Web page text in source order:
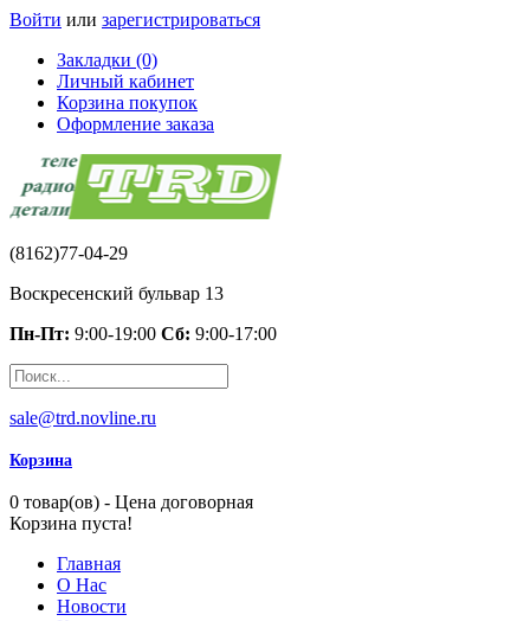
Войти или зарегистрироваться
Закладки (0)
Личный кабинет
Корзина покупок
Оформление заказа
(8162)77-04-29
Воскресенский бульвар 13
Пн-Пт: 9:00-19:00 Сб: 9:00-17:00
sale@trd.novline.ru
Корзина
0 товар(ов) - Цена договорная
Корзина пуста!
Главная
О Нас
Новости